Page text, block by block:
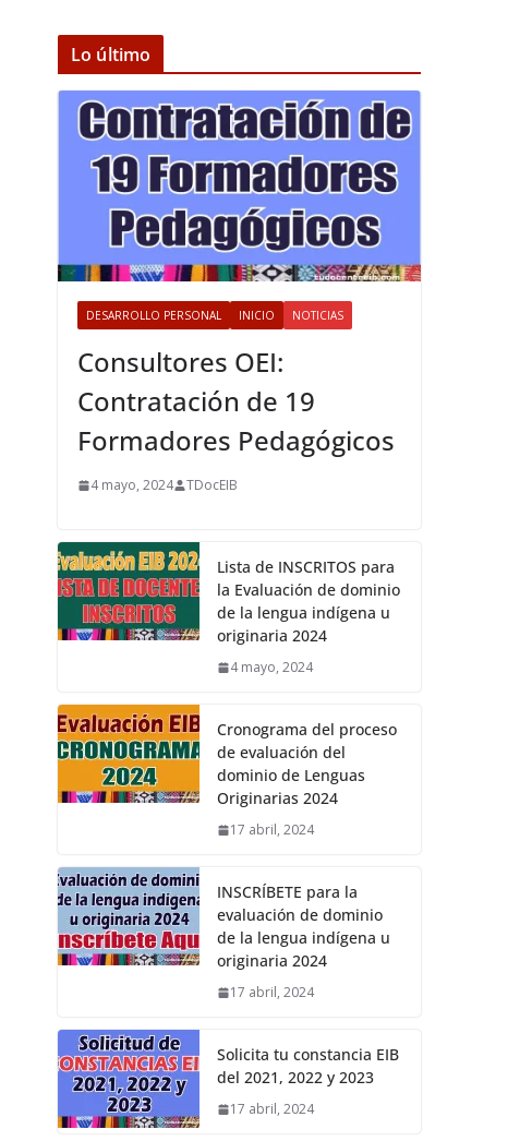
Lo último
DESARROLLO PERSONAL INICIO NOTICIAS
Consultores OEI:
Contratación de 19
Formadores Pedagógicos
4 mayo, 2024 TDocEIB
Lista de INSCRITOS para
la Evaluación de dominio
de la lengua indígena u
originaria 2024
4 mayo, 2024
Cronograma del proceso
de evaluación del
dominio de Lenguas
Originarias 2024
17 abril, 2024
INSCRÍBETE para la
evaluación de dominio
de la lengua indígena u
originaria 2024
17 abril, 2024
Solicita tu constancia EIB
del 2021, 2022 y 2023
17 abril, 2024